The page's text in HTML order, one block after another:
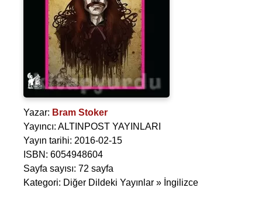
Yazar: Bram Stoker
Yayıncı: ALTINPOST YAYINLARI
Yayın tarihi: 2016-02-15
ISBN: 6054948604
Sayfa sayısı: 72 sayfa
Kategori: Diğer Dildeki Yayınlar » İngilizce